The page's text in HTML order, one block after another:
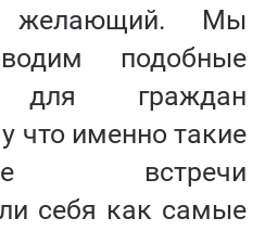
желающий. Мы
подобные
для граждан
что именно такие
встречи
себя как самые